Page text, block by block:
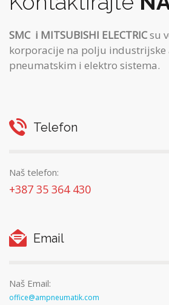
SMC i MITSUBISHI ELECTRICsu
korporacije na polju industrijske
pneumatskim i elektro sistema.
Telefon
Naš telefon:
+387 35 364 430
Email
Naš Email:
office@ampneumatik.com